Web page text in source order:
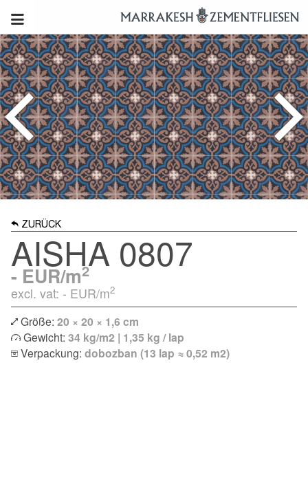
ZURÜCK
AISHA 0807
- EUR/m2
excl. vat: - EUR/m2
Größe: 20 × 20 × 1,6 cm
Gewicht: 34 kg/m2 | 1,35 kg / lap
Verpackung: dobozban (13 lap ≈ 0,52 m2)